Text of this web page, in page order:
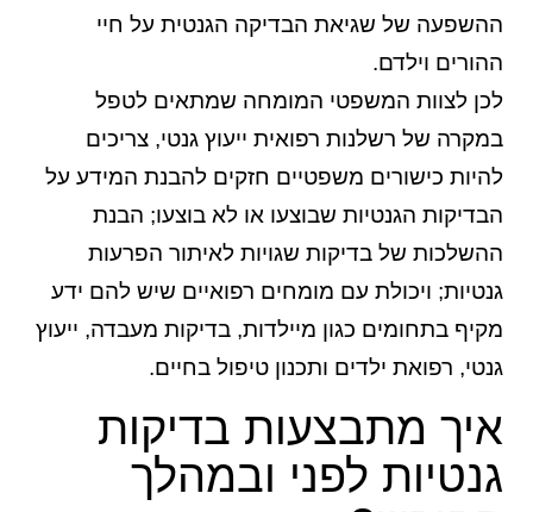
ההשפעה של שגיאת הבדיקה הגנטית על חיי
ההורים וילדם.
לכן לצוות המשפטי המומחה שמתאים לטפל
במקרה של רשלנות רפואית ייעוץ גנטי, צריכים
להיות כישורים משפטיים חזקים להבנת המידע על
הבדיקות הגנטיות שבוצעו או לא בוצעו; הבנת
ההשלכות של בדיקות שגויות לאיתור הפרעות
גנטיות; ויכולת עם מומחים רפואיים שיש להם ידע
מקיף בתחומים כגון מיילדות, בדיקות מעבדה, ייעוץ
גנטי, רפואת ילדים ותכנון טיפול בחיים.
איך מתבצעות בדיקות
גנטיות לפני ובמהלך